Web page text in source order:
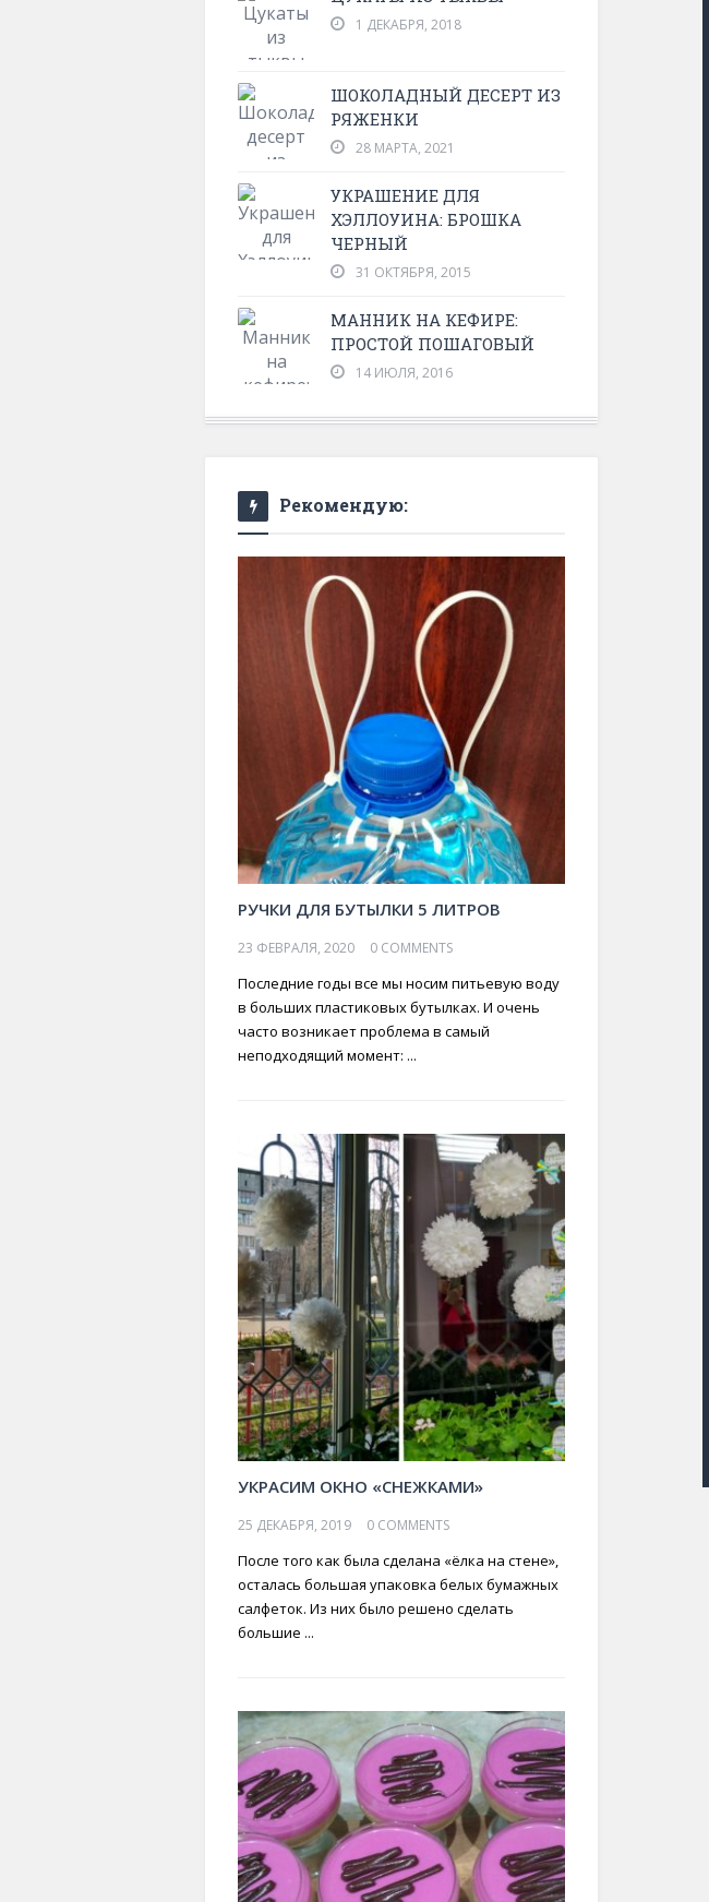
1 ДЕКАБРЯ, 2018
ШОКОЛАДНЫЙ ДЕСЕРТ ИЗ
РЯЖЕНКИ
28 МАРТА, 2021
УКРАШЕНИЕ ДЛЯ
ХЭЛЛОУИНА: БРОШКА
ЧЕРНЫЙ
31 ОКТЯБРЯ, 2015
МАННИК НА КЕФИРЕ:
ПРОСТОЙ ПОШАГОВЫЙ
14 ИЮЛЯ, 2016
Рекомендую:
РУЧКИ ДЛЯ БУТЫЛКИ 5 ЛИТРОВ
23 ФЕВРАЛЯ, 2020 0 COMMENTS
Последние годы все мы носим питьевую воду
в больших пластиковых бутылках. И очень
часто возникает проблема в самый
неподходящий момент: ...
УКРАСИМ ОКНО «СНЕЖКАМИ»
25 ДЕКАБРЯ, 2019 0 COMMENTS
После того как была сделана «ёлка на стене»,
осталась большая упаковка белых бумажных
салфеток. Из них было решено сделать
большие ...